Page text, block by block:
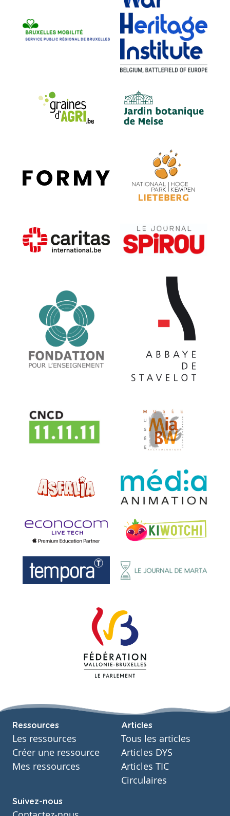
Ressources
Les ressources
Créer une ressource
Mes ressources
Articles
Tous les articles
Articles DYS
Articles TIC
Circulaires
Suivez-nous